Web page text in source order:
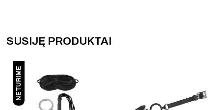
SUSIJĘ PRODUKTAI
NETURIME